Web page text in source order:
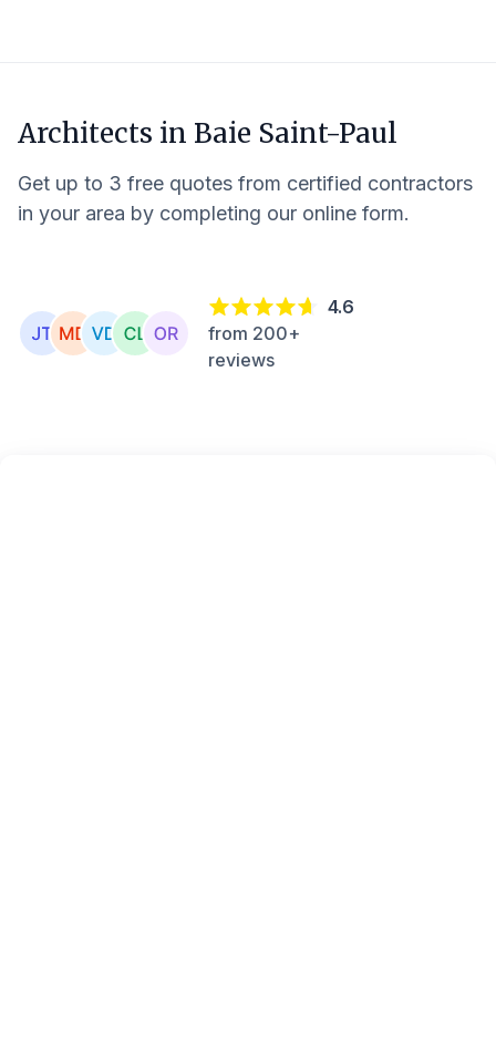
Architects in Baie Saint-Paul
Get up to 3 free quotes from certified contractors
in your area by completing our online form.
4.6
from 200+
reviews